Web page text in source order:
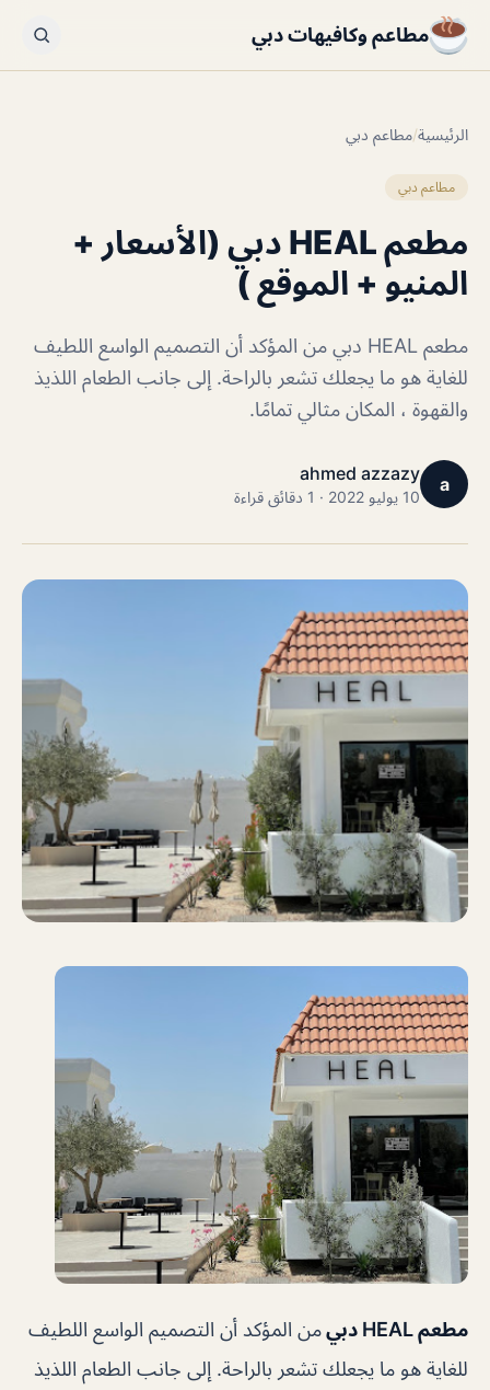
مطاعم وكافيهات دبي
الرئيسية/مطاعم دبي
مطاعم دبي
مطعم HEAL دبي (الأسعار +
المنيو + الموقع )
مطعم HEAL دبي من المؤكد أن التصميم الواسع اللطيف
للغاية هو ما يجعلك تشعر بالراحة. إلى جانب الطعام اللذيذ
والقهوة ، المكان مثالي تمامًا.
a
ahmed azzazy
10 يوليو 2022 · 1 دقائق قراءة
مطعم HEAL دبي
من المؤكد أن التصميم الواسع اللطيف
للغاية هو ما يجعلك تشعر بالراحة. إلى جانب الطعام اللذيذ